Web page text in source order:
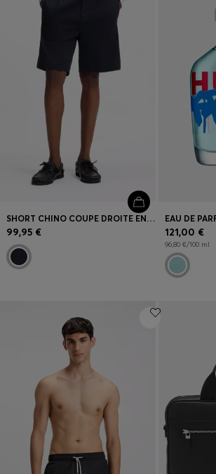
SHORT CHINO COUPE DROITE EN COTON MERCERISÉ
99,95 € 121,00 €
96,80 €/100 ml